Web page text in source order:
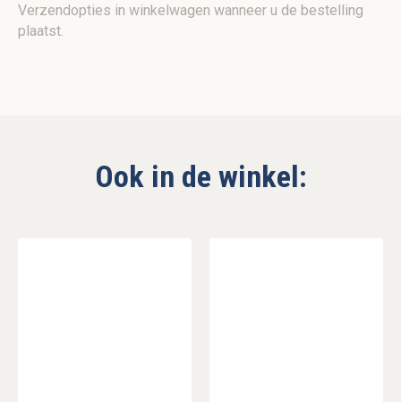
Verzendopties in winkelwagen wanneer u de bestelling
plaatst.
Ook in de winkel: